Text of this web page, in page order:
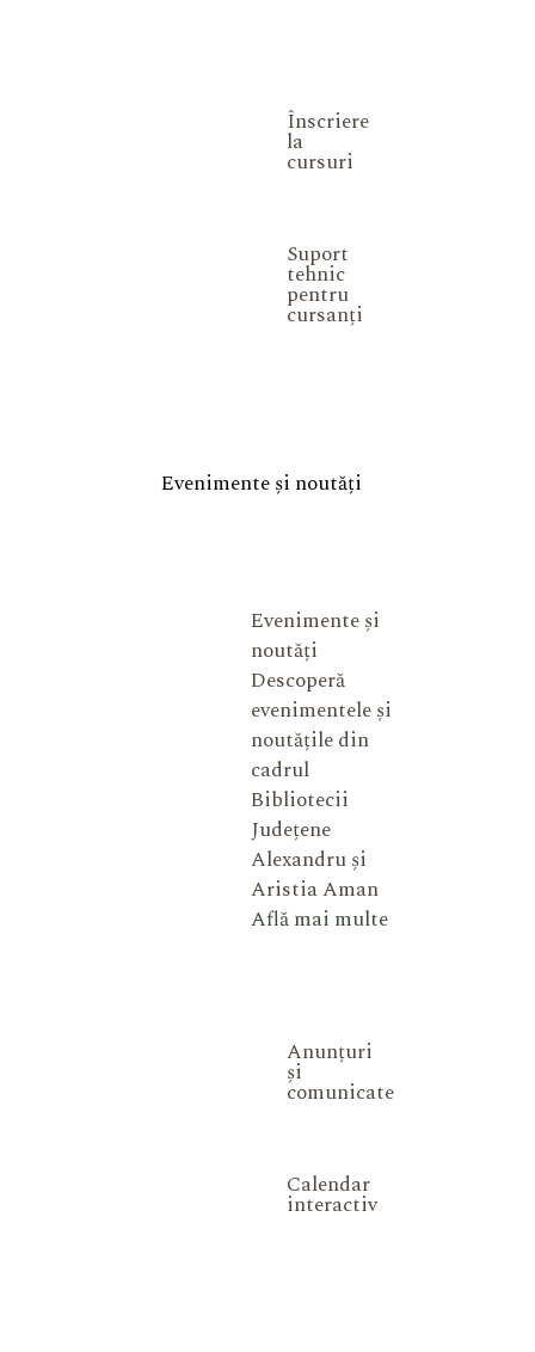
Înscriere
la
cursuri
Suport
tehnic
pentru
cursanți
Evenimente și noutăți
Evenimente și
noutăți
Descoperă
evenimentele și
noutățile din
cadrul
Bibliotecii
Județene
Alexandru și
Aristia Aman
Află mai multe
Anunțuri
și
comunicate
Calendar
interactiv